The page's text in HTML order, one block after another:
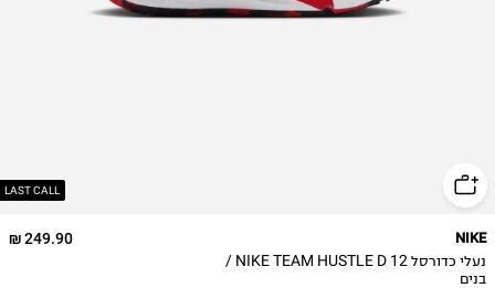
LAST CALL
249.90 ₪ NIKE
נעלי כדורסל NIKE TEAM HUSTLE D 12 /
בנים